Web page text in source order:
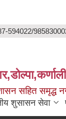
594022/
सहित समृद्ध
शुसासन सेवा